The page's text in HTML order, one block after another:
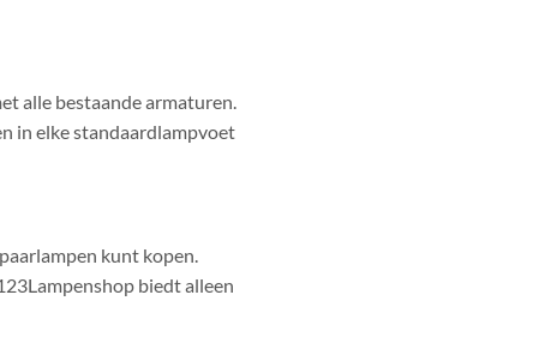
alle bestaande armaturen.
in elke standaardlampvoet
kunt kopen.
biedt alleen